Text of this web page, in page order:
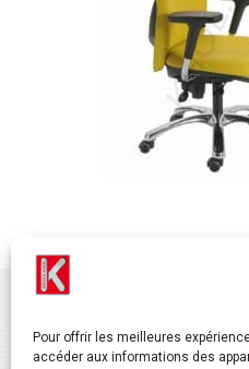
Pour offrir les meilleures
accéder aux informations des